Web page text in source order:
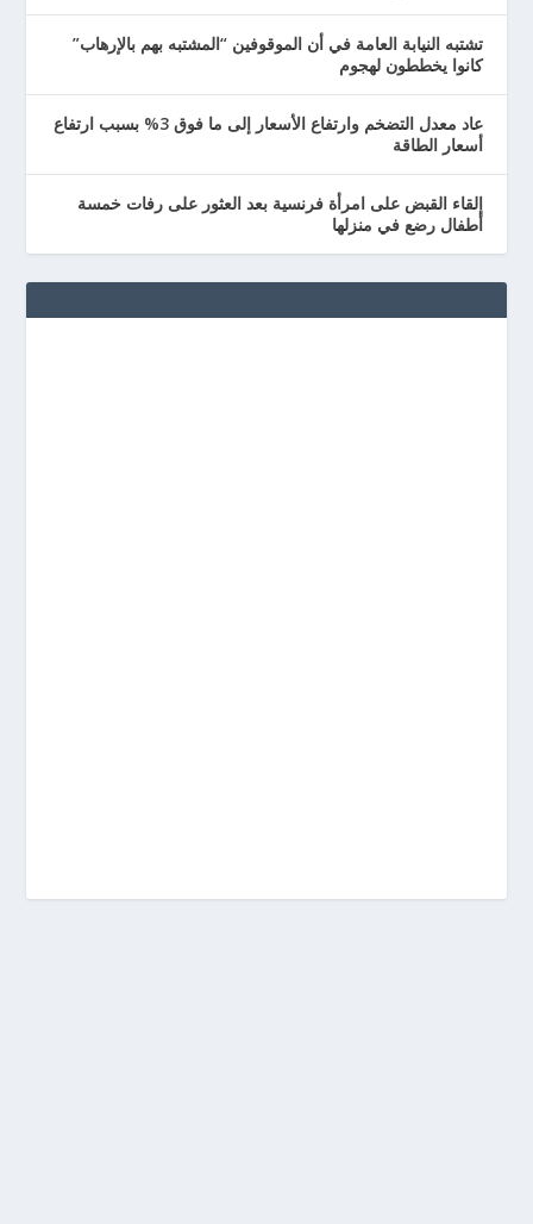
تشتبه النيابة العامة في أن الموقوفين “المشتبه بهم بالإرهاب”
كانوا يخططون لهجوم
عاد معدل التضخم وارتفاع الأسعار إلى ما فوق 3% بسبب ارتفاع
أسعار الطاقة
إلقاء القبض على امرأة فرنسية بعد العثور على رفات خمسة
أطفال رضع في منزلها